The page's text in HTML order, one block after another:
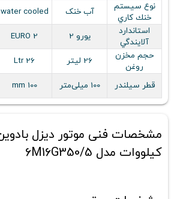
نوع سيستم
خنك كاري
آب خنک water cooled
استاندارد
آلايندگي
یورو 2 EURO 2
حجم مخزن
روغن
26 لیتر Ltr 26
قطر سيلندر
100 میلی‌متر 100 mm
کیلووات مدل 6M16G350/5